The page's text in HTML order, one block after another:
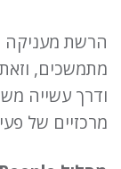
הרשת מעניקה
מתמשכים,
ודרך עשייה
מרכזיים של